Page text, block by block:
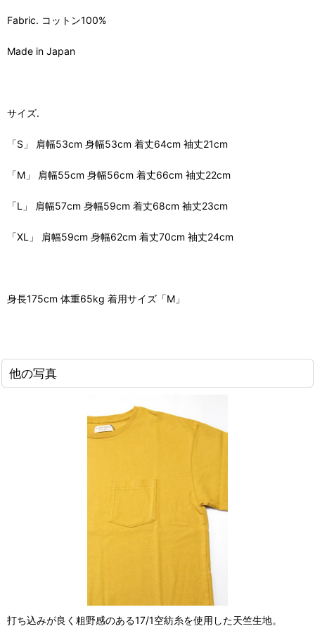
Fabric. コットン100%
Made in Japan
サイズ.
「S」 肩幅53cm 身幅53cm 着丈64cm 袖丈21cm
「M」 肩幅55cm 身幅56cm 着丈66cm 袖丈22cm
「L」 肩幅57cm 身幅59cm 着丈68cm 袖丈23cm
「XL」 肩幅59cm 身幅62cm 着丈70cm 袖丈24cm
身長175cm 体重65kg 着用サイズ「M」
他の写真
打ち込みが良く粗野感のある17/1空紡糸を使用した天竺生地。